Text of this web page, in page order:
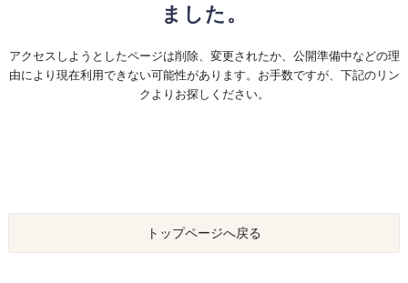
ました。
アクセスしようとしたページは削除、変更されたか、公開準備中などの理
由により現在利用できない可能性があります。お手数ですが、下記のリン
クよりお探しください。
トップページへ戻る